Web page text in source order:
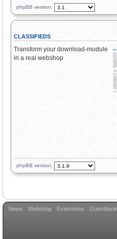
vaak aangeduid als premium
members groep. Het aantal
keren dat de advertentie
bijgehouden evenals het
aantal keren dat er op geklikt
is.. Advertenties kan je tijdelijk
phpBB version:
CLASSIFIEDS
Transform your download-module
in a real webshop
phpBB version:
News Webshop Extensions Guestbook